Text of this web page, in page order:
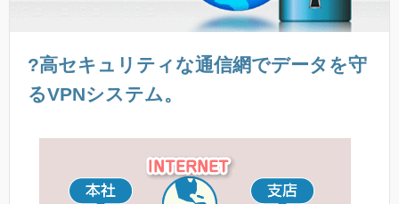
?高セキュリティな通信網でデータを守
るVPNシステム。